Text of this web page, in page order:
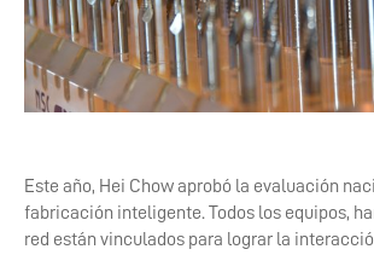
Este año, Hei Chow aprobó la evaluación
fabricación inteligente. Todos los equipos,
red están vinculados para lograr la